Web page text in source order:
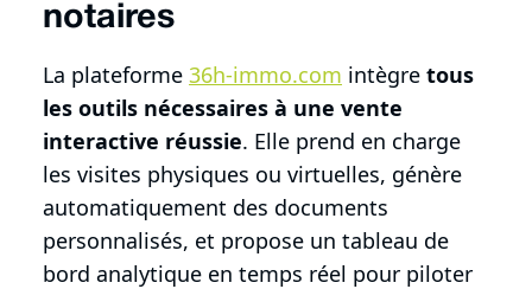
notaires
La plateforme 36h-immo.com intègre tous
les outils nécessaires à une vente
interactive réussie. Elle prend en charge
les visites physiques ou virtuelles, génère
automatiquement des documents
personnalisés, et propose un tableau de
bord analytique en temps réel pour piloter